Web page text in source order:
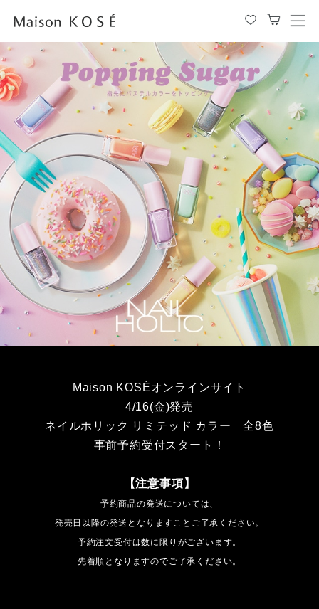
メ
ニ
ュ
ー
開
閉
Maison KOSÉオンラインサイト
4/16(金)発売
ネイルホリック リミテッド カラー 全8色
事前予約受付スタート！
【注意事項】
予約商品の発送については、
発売日以降の発送となりますことご了承ください。
予約注文受付は数に限りがございます。
先着順となりますのでご了承ください。